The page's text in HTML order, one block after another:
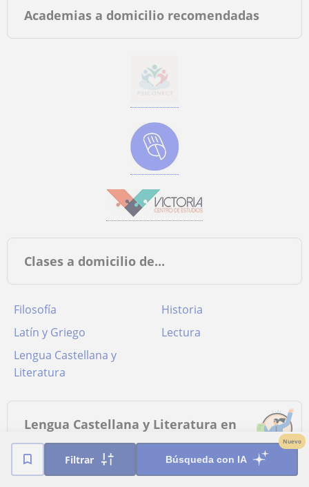
Filtrar Búsqueda con IA
Nuevo
Academias a domicilio recomendadas
Clases a domicilio de...
Filosofía
Historia
Latín y Griego
Lectura
Lengua Castellana y
Literatura
Lengua Castellana y Literatura en
Guadarrama